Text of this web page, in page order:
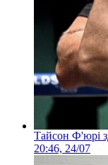
Тайсон Ф'юрі
20:46, 24/07